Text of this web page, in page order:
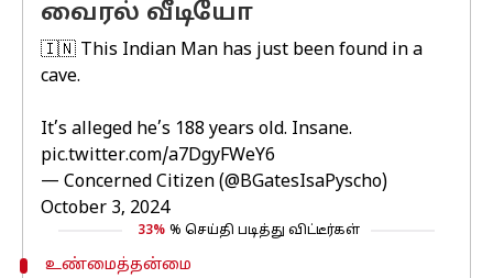
வைரல் வீடியோ
🇮🇳 This Indian Man has just been found in a
cave.
It’s alleged he’s 188 years old. Insane.
pic.twitter.com/a7DgyFWeY6
— Concerned Citizen (@BGatesIsaPyscho)
October 3, 2024
33% % செய்தி படித்து விட்டீர்கள்
உண்மைத்தன்மை